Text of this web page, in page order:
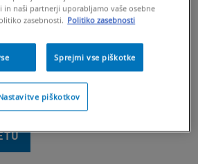
in naši partnerji uporabljamo vaše osebne
zasebnosti. Politiko zasebnosti
Sprejmi vse piškotke
piškotkov